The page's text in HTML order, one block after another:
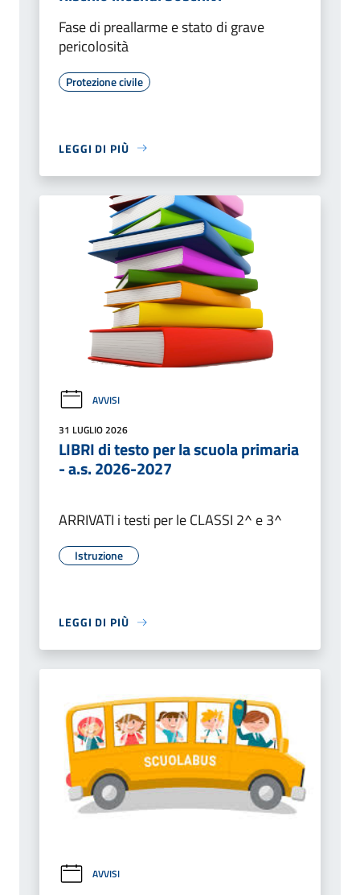
Fase di preallarme e stato di grave
pericolosità
Protezione civile
LEGGI DI PIÙ
AVVISI
31 LUGLIO 2026
LIBRI di testo per la scuola primaria
- a.s. 2026-2027
ARRIVATI i testi per le CLASSI 2^ e 3^
Istruzione
LEGGI DI PIÙ
AVVISI